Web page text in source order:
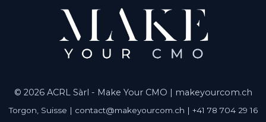
© 2026 ACRL Sàrl - Make Your CMO | makeyourcom.ch
Torgon, Suisse | contact@makeyourcom.ch | +41 78 704 29 16